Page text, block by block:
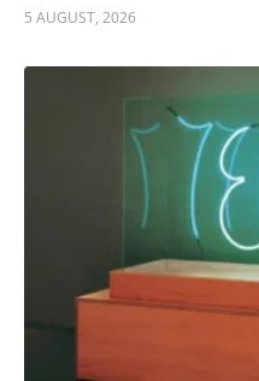
5 AUGUST, 2026